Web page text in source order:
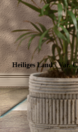
Heiliges Land / Var. C